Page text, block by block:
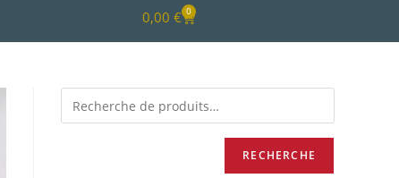
0,00 € 0
RECHERCHE